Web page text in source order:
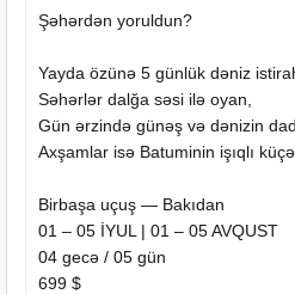
Şəhərdən yoruldun?
Yayda özünə 5 günlük dəniz
Səhərlər dalğa səsi ilə oyan,
Gün ərzində günəş və dənizin
Axşamlar isə Batuminin işıqlı
Birbaşa uçuş — Bakıdan
01 – 05 İYUL | 01 – 05 AVQUST
04 gecə / 05 gün
699 $